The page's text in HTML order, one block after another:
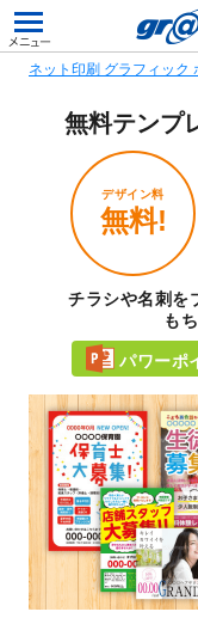
ネット印刷 グラフィック
無料テンプ
デザイン料
無料!
チラシや名刺を
も
パワーポ